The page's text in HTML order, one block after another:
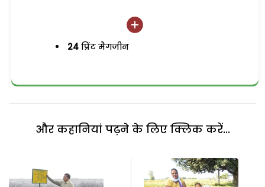
24 प्रिंट मैगजीन
और कहानियां पढ़ने के लिए क्लिक करें...